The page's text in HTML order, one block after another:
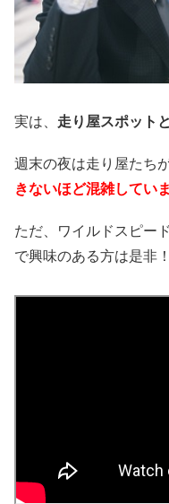
実は、 走り屋スポット
週末の夜は走り屋たち
きないほど混雑してい
ただ、ワイルドスピー
で興味のある方は是非！